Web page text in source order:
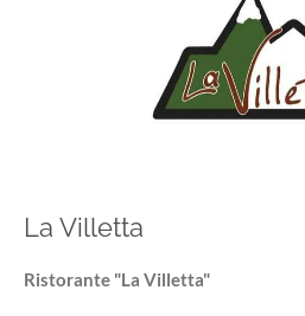
La Villetta
Ristorante "La Villetta"